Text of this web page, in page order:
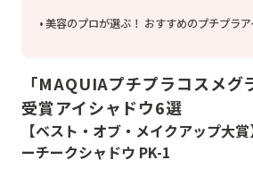
美容のプロが選ぶ！ おすすめのプチプラ
「MAQUIAプチプラコスメグ
受賞アイシャドウ6選
【ベスト・オブ・メイクアップ大
ーチークシャドウ PK-1